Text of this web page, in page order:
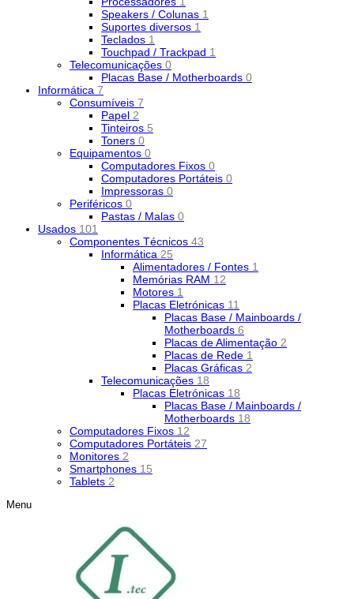
Speakers / Colunas 1
Suportes diversos 1
Teclados 1
Touchpad / Trackpad 1
Telecomunicações 0
Placas Base / Motherboards 0
Informática 7
Consumíveis 7
Papel 2
Tinteiros 5
Toners 0
Equipamentos 0
Computadores Fixos 0
Computadores Portáteis 0
Impressoras 0
Periféricos 0
Pastas / Malas 0
Usados 101
Componentes Técnicos 43
Informática 25
Alimentadores / Fontes 1
Memórias RAM 12
Motores 1
Placas Eletrónicas 11
Placas Base / Mainboards /
Motherboards 6
Placas de Alimentação 2
Placas de Rede 1
Placas Gráficas 2
Telecomunicações 18
Placas Eletrónicas 18
Placas Base / Mainboards /
Motherboards 18
Computadores Fixos 12
Computadores Portáteis 27
Monitores 2
Smartphones 15
Tablets 2
Menu